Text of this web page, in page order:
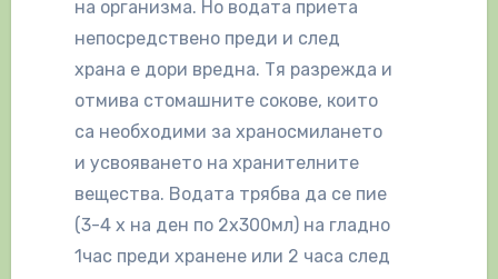
на организма. Но водата приета
непосредствено преди и след
храна е дори вредна. Тя разрежда и
отмива стомашните сокове, които
са необходими за храносмилането
и усвояването на хранителните
вещества. Водата трябва да се пие
(3-4 х на ден по 2х300мл) на гладно
1час преди хранене или 2 часа след